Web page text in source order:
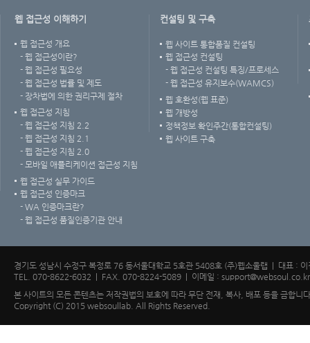
웹 접근성 이해하기
웹 접근성 개요
- 웹 접근성이란?
- 웹 접근성 필요성
- 웹 접근성 법률 및 제도
- 장차법에 의한 권리구제 절차
웹 접근성 지침
- 웹 접근성 지침 2.2
- 웹 접근성 지침 2.1
- 웹 접근성 지침 2.0
- 모바일 애플리케이션 접근성 지침
웹 접근성 실무 가이드
웹 접근성 인증마크
- WA 인증마크란?
- 웹 접근성 품질인증기관 안내
컨설팅 및 구축
웹 사이트 통합품질 컨설팅
웹 접근성 컨설팅
- 웹 접근성 컨설팅 특징/프로세스
- 웹 접근성 유지보수(WAMCS)
웹 호환성(웹 표준)
웹 개방성
정책정보 확인주간(통합컨설팅)
웹 사이트 구축
경기도 성남시 수정구 복정로 76 동서울대학교 5호관 5408호 (주)웹소울랩 | 대표 :
TEL. 070-8622-6032 | FAX. 070-8224-5089 | 이메일 : support@websoul.co.kr
본 사이트의 모든 콘텐츠는 저작권법의 보호에 따라 무단 전재, 복사, 배포 등을 금합니
Copyright (C) 2015 websoullab. All Rights Reserved.